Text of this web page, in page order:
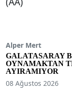
Alper Mert
GALATASARAY
OYNAMAKTAN
AYIRAMIYOR
08 Ağustos 2026